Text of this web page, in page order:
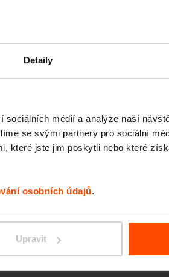
Detaily
sociálních médií a analýze naší
se svými partnery pro sociální
které jste jim poskytli nebo které
osobních údajů.
Upravit